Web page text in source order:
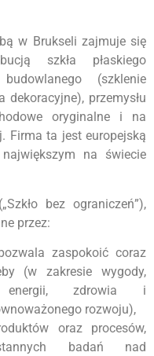
w Brukseli zajmuje się
szkła płaskiego
(szklenie
dekoracyjne), przemysłu
oryginalne i na
Firma ta jest europejską
na świecie
bez ograniczeń”),
przez:
zaspokoić coraz
(w zakresie wygody,
energii, zdrowia i
rozwoju),
oraz procesów,
badań nad